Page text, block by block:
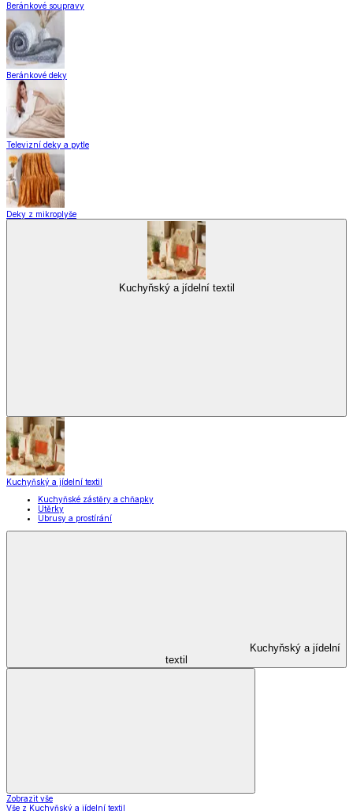
Beránkové soupravy
Beránkové deky
Televizní deky a pytle
Deky z mikroplyše
Kuchyňský a jídelní textil
Kuchyňský a jídelní textil
Kuchyňské zástěry a chňapky
Utěrky
Ubrusy a prostírání
Kuchyňský a jídelní
textil
Zobrazit vše
Vše z Kuchyňský a jídelní textil